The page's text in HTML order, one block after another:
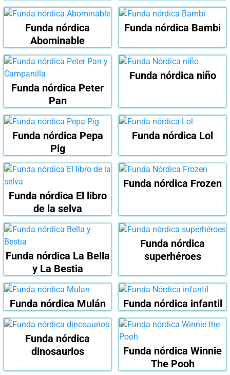
Funda nórdica
Abominable
Funda nórdica Bambi
Funda nórdica Peter
Pan
Funda nórdica niño
Funda nórdica Pepa
Pig
Funda nórdica Lol
Funda nórdica El libro
de la selva
Funda nórdica Frozen
Funda nórdica La Bella
y La Bestia
Funda nórdica
superhéroes
Funda nórdica Mulán Funda nórdica infantil
Funda nórdica
dinosaurios
Funda nórdica Winnie
The Pooh